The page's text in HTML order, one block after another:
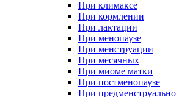
При климаксе
При кормлении
При лактации
При менопаузе
При менструации
При месячных
При миоме матки
При постменопаузе
При